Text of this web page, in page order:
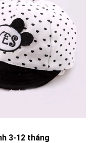
3-12 tháng